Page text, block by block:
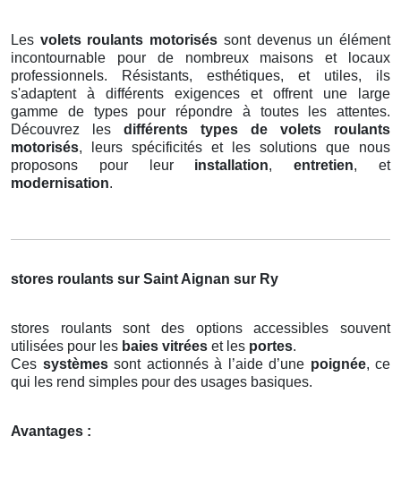
Les volets roulants motorisés sont devenus un élément
incontournable pour de nombreux maisons et locaux
professionnels. Résistants, esthétiques, et utiles, ils
s'adaptent à différents exigences et offrent une large
gamme de types pour répondre à toutes les attentes.
Découvrez les différents types de volets roulants
motorisés, leurs spécificités et les solutions que nous
proposons pour leur installation,entretien, et
modernisation.
stores roulants sur Saint Aignan sur Ry
stores roulants sont des options accessibles souvent
utilisées pour les baies vitrées et les portes.
Ces systèmessont actionnés à l’aide d’une poignée, ce
qui les rend simples pour des usages basiques.
Avantages :